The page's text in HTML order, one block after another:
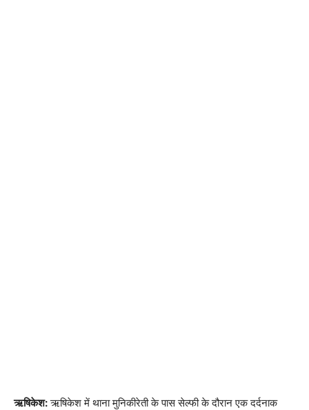
ऋषिकेश:ऋषिकेश में थाना मुनिकीरेती के पास सेल्फी के दौरान एक दर्दनाक